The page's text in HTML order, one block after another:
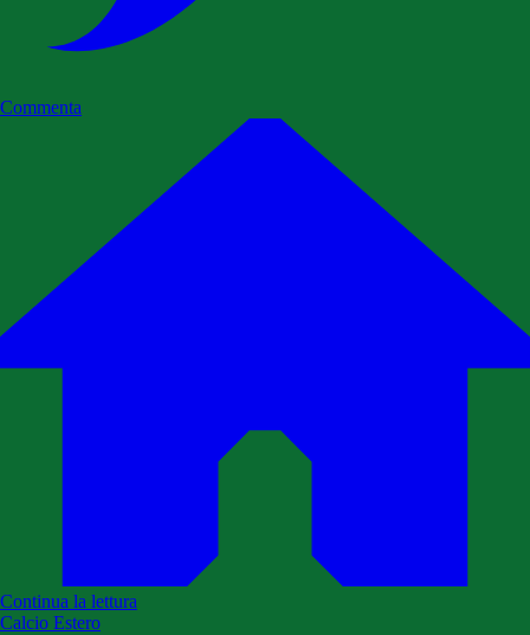
Commenta
Continua la lettura
Calcio Estero